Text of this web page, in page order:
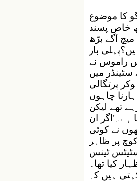
کا موضوع
خاص پسند
آگے بڑھ
بار
راموس نے
سٹینڈز میں
پرتگالی
چاہوں
تھے لیکن
ہے۔’اگر ان
نے کوئی
پر ظاہر
ٹینس
کیا تھا۔
ہیں کہ